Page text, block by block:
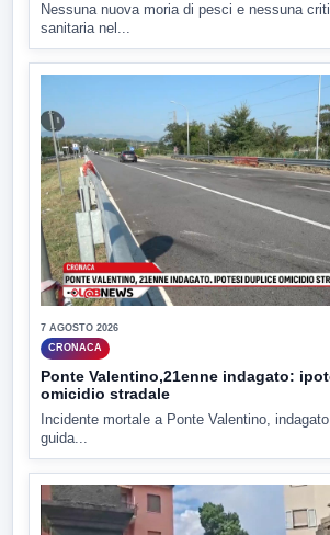
Nessuna nuova moria di pesci e nessuna
sanitaria nel...
7 AGOSTO 2026
CRONACA
Ponte Valentino,21enne indagato:
omicidio stradale
Incidente mortale a Ponte Valentino,
guida...